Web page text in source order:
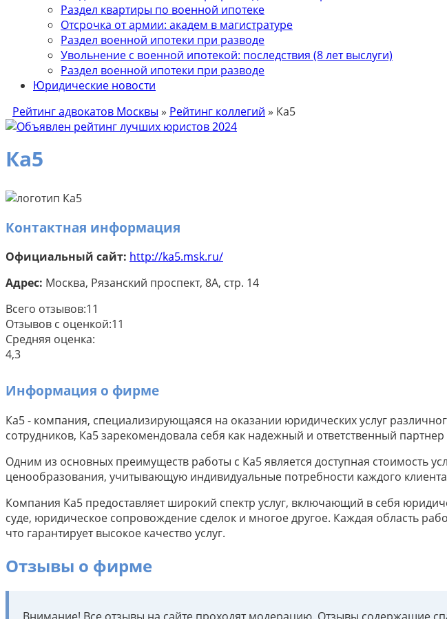
Раздел квартиры по военной ипотеке
Отсрочка от армии: академ в магистратуре
Раздел военной ипотеки при разводе
Увольнение с военной ипотекой: последствия (8 лет выслуги)
Раздел военной ипотеки при разводе
Юридические новости
Рейтинг адвокатов Москвы » Рейтинг коллегий » Ка5
Ка5
Контактная информация
Официальный сайт: http://ka5.msk.ru/
Адрес: Москва, Рязанский проспект, 8А, стр. 14
Всего отзывов:11
Отзывов с оценкой:11
Средняя оценка:
4,3
Информация о фирме
Ка5 - компания, специализирующаяся на оказании юридических услуг
сотрудников, Ка5 зарекомендовала себя как надежный и ответственный
Одним из основных преимуществ работы с Ка5 является доступная стоимость
ценообразования, учитывающую индивидуальные потребности каждого
Компания Ка5 предоставляет широкий спектр услуг, включающий в себя
суде, юридическое сопровождение сделок и многое другое. Каждая область
что гарантирует высокое качество услуг.
Отзывы о фирме
Внимание! Все отзывы на сайте проходят модерацию. Отзывы содержащие